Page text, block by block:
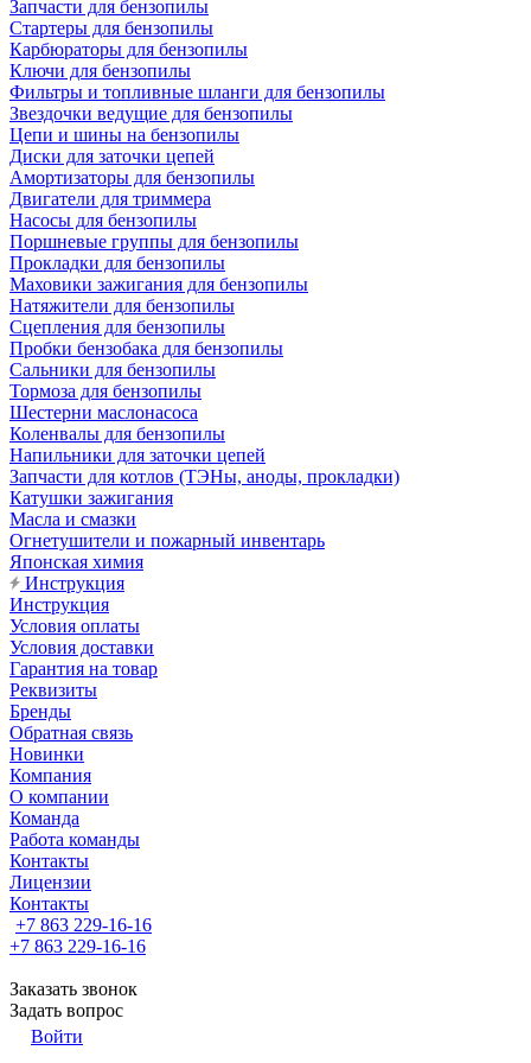
Запчасти для бензопилы
Стартеры для бензопилы
Карбюраторы для бензопилы
Ключи для бензопилы
Фильтры и топливные шланги для бензопилы
Звездочки ведущие для бензопилы
Цепи и шины на бензопилы
Диски для заточки цепей
Амортизаторы для бензопилы
Двигатели для триммера
Насосы для бензопилы
Поршневые группы для бензопилы
Прокладки для бензопилы
Маховики зажигания для бензопилы
Натяжители для бензопилы
Сцепления для бензопилы
Пробки бензобака для бензопилы
Сальники для бензопилы
Тормоза для бензопилы
Шестерни маслонасоса
Коленвалы для бензопилы
Напильники для заточки цепей
Запчасти для котлов (ТЭНы, аноды, прокладки)
Катушки зажигания
Масла и смазки
Огнетушители и пожарный инвентарь
Японская химия
Инструкция
Инструкция
Условия оплаты
Условия доставки
Гарантия на товар
Реквизиты
Бренды
Обратная связь
Новинки
Компания
О компании
Команда
Работа команды
Контакты
Лицензии
Контакты
+7 863 229-16-16
+7 863 229-16-16
Заказать звонок
Задать вопрос
Войти